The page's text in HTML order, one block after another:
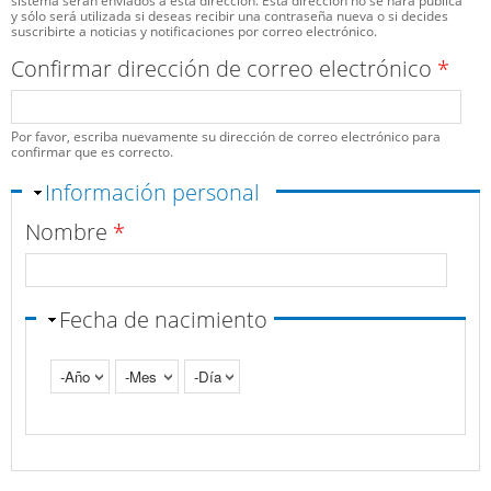
y sólo será utilizada si deseas recibir una contraseña nueva o si decides
suscribirte a noticias y notificaciones por correo electrónico.
Confirmar dirección de correo electrónico *
Por favor, escriba nuevamente su dirección de correo electrónico para
confirmar que es correcto.
Ocultar
Información personal
Nombre *
Fecha de nacimiento
Año
Mes Día